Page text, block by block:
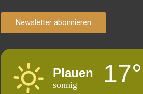
Newsletter abonnieren
Plauen
sonnig 17°